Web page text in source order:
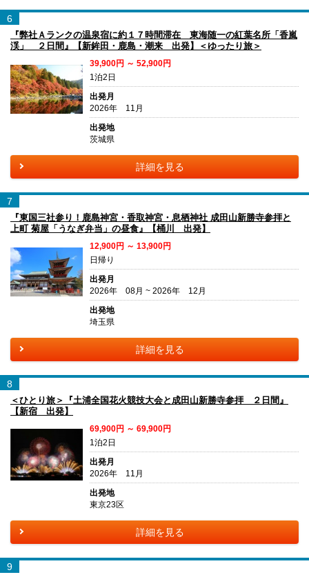
6
『弊社Ａランクの温泉宿に約１７時間滞在 東海随一の紅葉名所「香嵐
渓」 ２日間』【新鉾田・鹿島・潮来 出発】＜ゆったり旅＞
39,900円 ～ 52,900円
1泊2日
出発月
2026年 11月
出発地
茨城県
詳細を見る
7
『東国三社参り！鹿島神宮・香取神宮・息栖神社 成田山新勝寺参拝と
上町 菊屋「うなぎ弁当」の昼食』【桶川 出発】
12,900円 ～ 13,900円
日帰り
出発月
2026年 08月 ~ 2026年 12月
出発地
埼玉県
詳細を見る
8
＜ひとり旅＞『土浦全国花火競技大会と成田山新勝寺参拝 ２日間』
【新宿 出発】
69,900円 ～ 69,900円
1泊2日
出発月
2026年 11月
出発地
東京23区
詳細を見る
9